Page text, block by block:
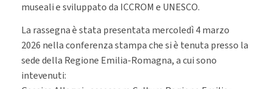
museali e sviluppato da ICCROM e UNESCO.
La rassegna è stata presentata mercoledì 4 marzo
2026 nella conferenza stampa che si è tenuta presso la
sede della Regione Emilia-Romagna, a cui sono
intevenuti: